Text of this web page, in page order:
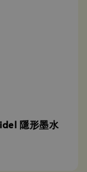
隱形墨水